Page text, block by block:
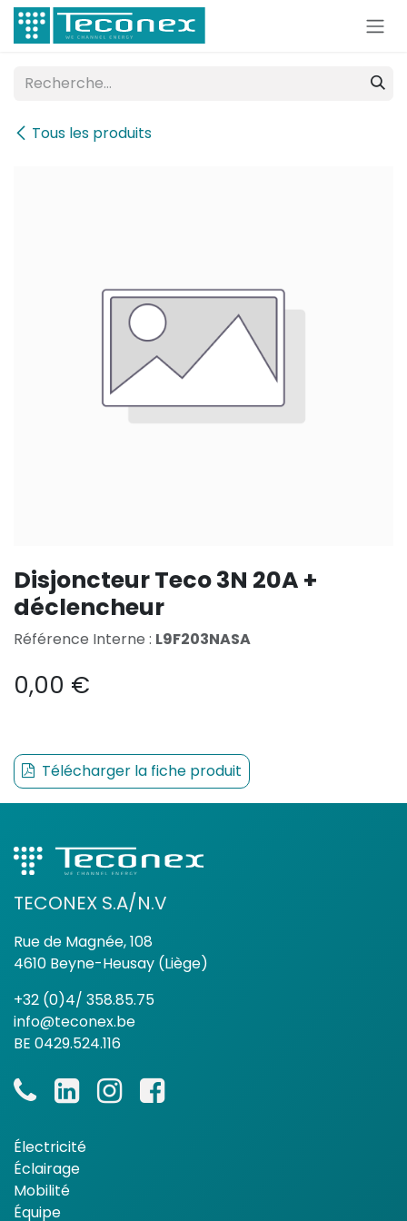
Se rendre au contenu
Tous les produits
Disjoncteur Teco 3N 20A +
déclencheur
Référence Interne : L9F203NASA
0,00 €
Télécharger la fiche produit
TECONEX S.A/N.V
Rue de Magnée, 108
4610 Beyne-Heusay (Liège)
+32 (0)4/ 358.85.75
info@teconex.be
BE 0429.524.116
Électricité
Éclairage
Mobilité
Équipe